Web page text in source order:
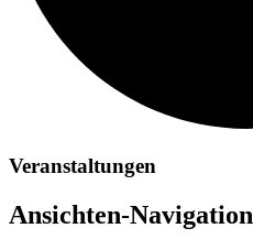
Veranstaltungen
Ansichten-Navigation